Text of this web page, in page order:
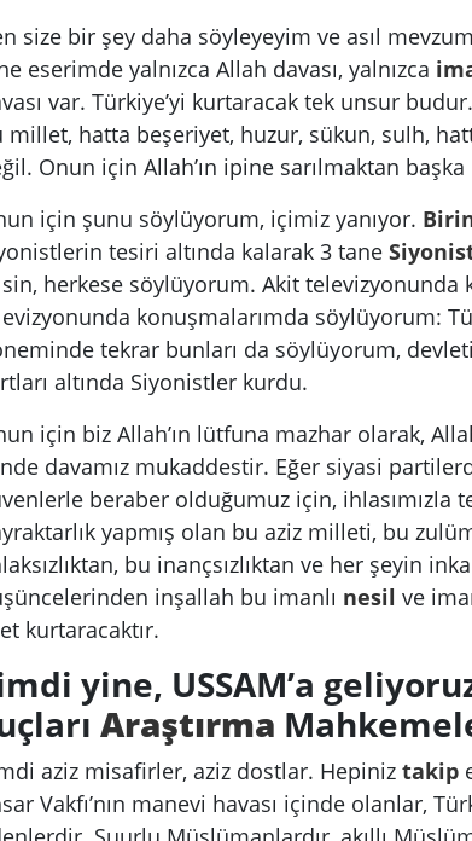
size bir şey daha söyleyeyim ve asıl
eserimde yalnızca Allah davası, yalnızca
var. Türkiye’yi kurtaracak tek unsur
millet, hatta beşeriyet, huzur, sükun, sulh,
Onun için Allah’ın ipine sarılmaktan başka
için şunu söylüyorum, içimiz yanıyor.
tesiri altında kalarak 3 tane
herkese söylüyorum. Akit televizyonunda
konuşmalarımda söylüyorum:
tekrar bunları da söylüyorum,
altında Siyonistler kurdu.
için biz Allah’ın lütfuna mazhar olarak,
davamız mukaddestir. Eğer siyasi
beraber olduğumuz için, ihlasımızla
yapmış olan bu aziz milleti, bu
bu inançsızlıktan ve her şeyin
inşallah bu imanlı nesil ve
kurtaracaktır.
yine, USSAM’a
Araştırma
aziz misafirler, aziz dostlar. Hepiniz takip
Vakfı’nın manevi havası içinde olanlar,